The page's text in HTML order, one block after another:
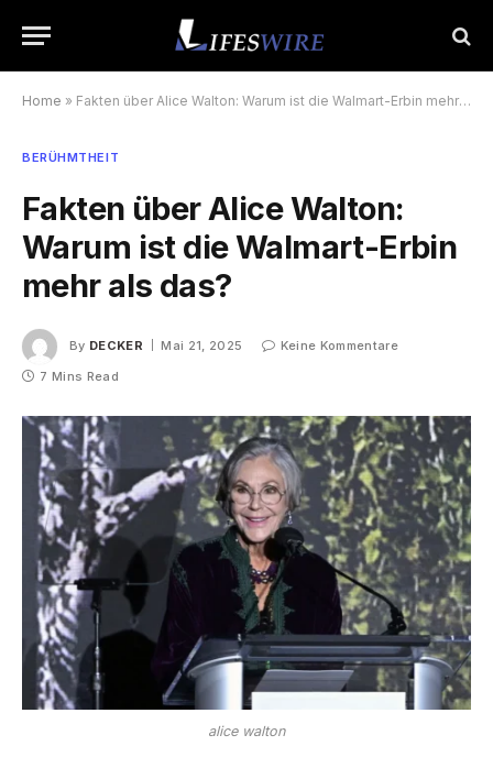
Home » Fakten über Alice Walton: Warum ist die Walmart-Erbin mehr als das?
BERÜHMTHEIT
Fakten über Alice Walton:
Warum ist die Walmart-Erbin
mehr als das?
By DECKER Mai 21, 2025
Keine Kommentare
7 Mins Read
alice walton